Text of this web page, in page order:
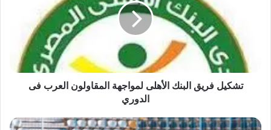
المقاولون
العرب
الدوري
تشكيل فريق البنك الأهلى لمواجهة المقاولون العرب فى
الدوري
تشكيل